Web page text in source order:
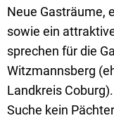
Neue Gasträume,
sowie ein
sprechen für die
Witzmannsberg
Landkreis
Suche kein